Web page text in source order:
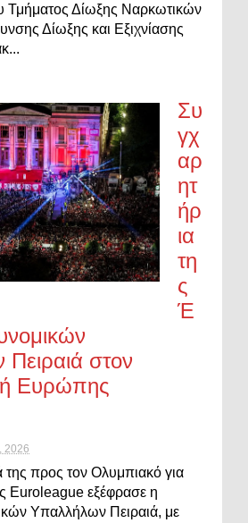
Τμήματος Δίωξης Ναρκωτικών
Δίωξης και Εξιχνίασης
Συ
γχ
αρ
ητ
ήρ
ια
τη
ς
Έ
στον
Ευρώπης
2026
της προς τον Ολυμπιακό για
Euroleague εξέφρασε η
Υπαλλήλων Πειραιά, με